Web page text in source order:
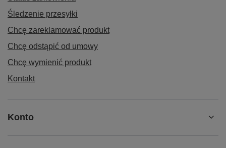
Śledzenie przesyłki
Chcę zareklamować produkt
Chcę odstąpić od umowy
Chcę wymienić produkt
Kontakt
Konto